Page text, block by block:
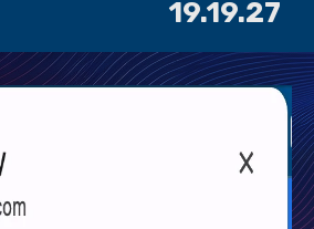
19.19.27